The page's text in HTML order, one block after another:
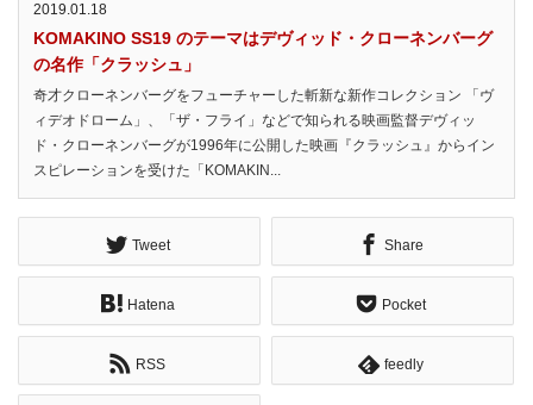
2019.01.18
KOMAKINO SS19 のテーマはデヴィッド・クローネンバーグ
の名作「クラッシュ」
奇才クローネンバーグをフューチャーした斬新な新作コレクション 「ヴ
ィデオドローム」、「ザ・フライ」などで知られる映画監督デヴィッ
ド・クローネンバーグが1996年に公開した映画『クラッシュ』からイン
スピレーションを受けた「KOMAKIN...
Tweet Share
Hatena Pocket
RSS feedly